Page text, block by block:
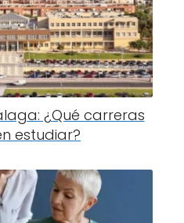
¿Qué carreras
estudiar?